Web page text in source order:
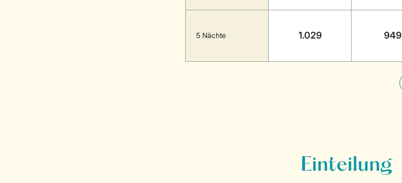
5 Nächte 1.029 949
Einteilung